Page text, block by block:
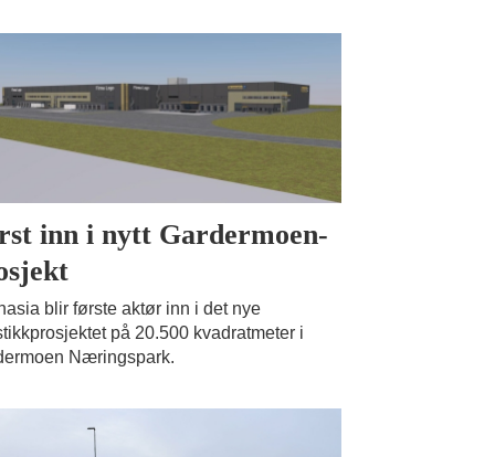
inn i nytt Gardermoen-
blir første aktør inn i det nye
på 20.500 kvadratmeter i
Næringspark.